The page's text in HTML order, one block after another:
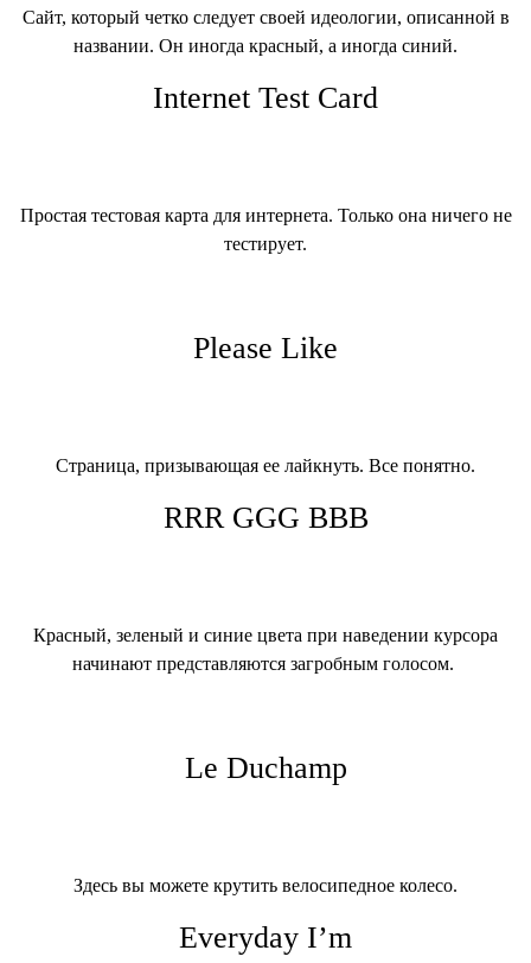
Сайт, который четко следует своей идеологии, описанной в
названии. Он иногда красный, а иногда синий.
Internet Test Card
Простая тестовая карта для интернета. Только она ничего не
тестирует.
Please Like
Страница, призывающая ее лайкнуть. Все понятно.
RRR GGG BBB
Красный, зеленый и синие цвета при наведении курсора
начинают представляются загробным голосом.
Le Duchamp
Здесь вы можете крутить велосипедное колесо.
Everyday I’m